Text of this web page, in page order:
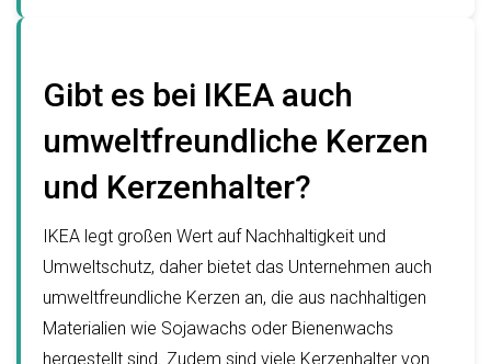
Gibt es bei IKEA auch
umweltfreundliche Kerzen
und Kerzenhalter?
IKEA legt großen Wert auf Nachhaltigkeit und
Umweltschutz, daher bietet das Unternehmen auch
umweltfreundliche Kerzen an, die aus nachhaltigen
Materialien wie Sojawachs oder Bienenwachs
hergestellt sind. Zudem sind viele Kerzenhalter von